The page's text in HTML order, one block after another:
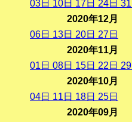
03日 10日 17 日 24日 31
2020年12月
06日 13日 20日 27日
2020年11月
01 日 08日 15日 22 日 29
2020年10月
04日 11 日 18日 25日
2020年09月